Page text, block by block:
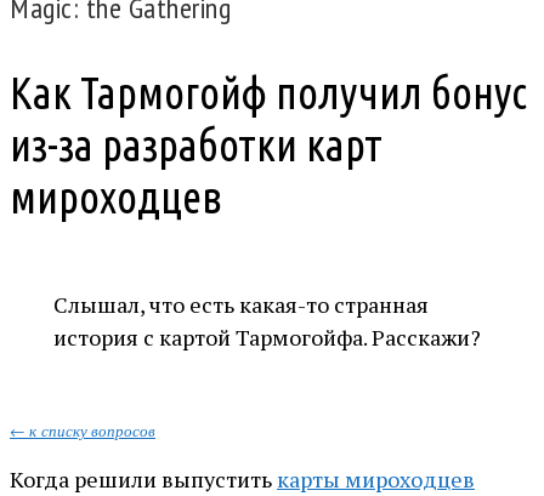
Magic: the Gathering
Как Тармогойф получил бонус
из-за разработки карт
мироходцев
Слышал, что есть какая-то странная
история с картой Тармогойфа. Расскажи?
← к списку вопросов
Когда решили выпустить карты мироходцев